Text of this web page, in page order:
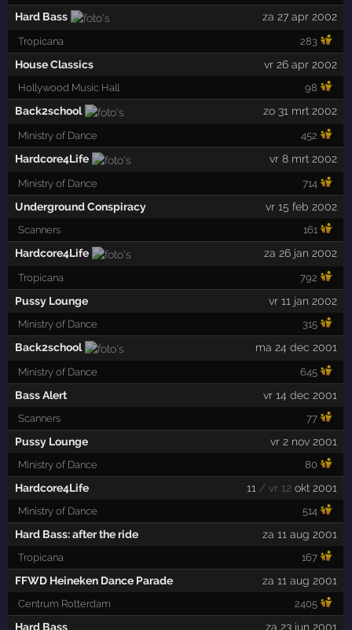
Hard Bass za 27 apr 2002
Tropicana 283
House Classics vr 26 apr 2002
Hollywood Music Hall 98
Back2school zo 31 mrt 2002
Ministry of Dance 452
Hardcore4Life vr 8 mrt 2002
Ministry of Dance 714
Underground Conspiracy vr 15 feb 2002
Scanners 161
Hardcore4Life za 26 jan 2002
Tropicana 792
Pussy Lounge vr 11 jan 2002
Ministry of Dance 315
Back2school ma 24 dec 2001
Ministry of Dance 645
Bass Alert vr 14 dec 2001
Scanners 77
Pussy Lounge vr 2 nov 2001
Ministry of Dance 80
Hardcore4Life 11 / vr 12 okt 2001
Ministry of Dance 514
Hard Bass: after the ride za 11 aug 2001
Tropicana 167
FFWD Heineken Dance Parade za 11 aug 2001
Centrum Rotterdam 2405
Hard Bass za 23 jun 2001